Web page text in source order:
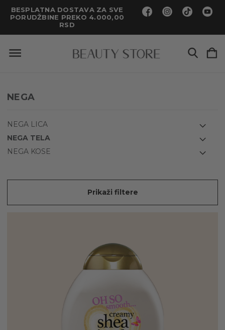
BESPLATNA DOSTAVA ZA SVE
PORUDŽBINE PREKO 4.000,00
RSD
NEGA
NEGA LICA
NEGA TELA
NEGA KOSE
Prikaži filtere